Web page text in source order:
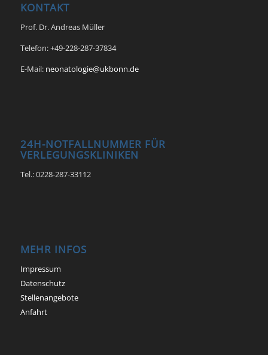
KONTAKT
Prof. Dr. Andreas Müller
Telefon: +49-228-287-37834
E-Mail: neonatologie@ukbonn.de
24H-NOTFALLNUMMER FÜR
VERLEGUNGSKLINIKEN
Tel.: 0228-287-33112
MEHR INFOS
Impressum
Datenschutz
Stellenangebote
Anfahrt